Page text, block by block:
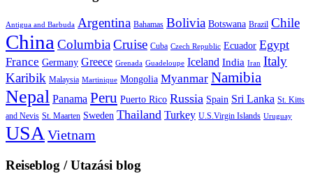
Antigua and Barbuda Argentina Bahamas Bolivia Botswana Brazil Chile
China ColumbiaCruise Cuba Czech Republic Ecuador Egypt
France Germany Greece Grenada Guadeloupe Iceland India Iran Italy
Karibik Malaysia Martinique Mongolia Myanmar Namibia
Nepal Panama Peru Puerto Rico Russia Spain Sri Lanka St. Kitts
and Nevis St. Maarten Sweden Thailand Turkey U.S.Virgin Islands Uruguay
USAVietnam
Reiseblog / Utazási blog